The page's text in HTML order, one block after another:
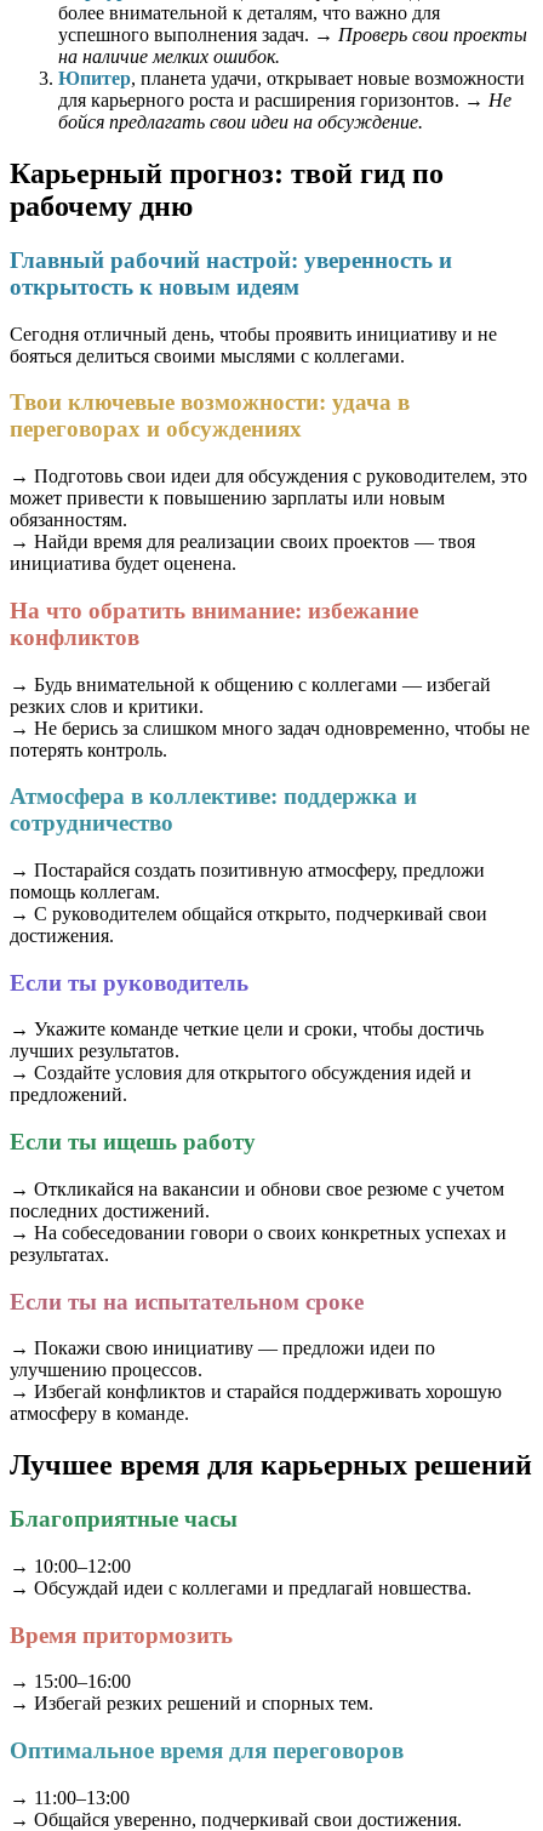
более внимательной к деталям, что важно для
успешного выполнения задач. → Проверь свои проекты
на наличие мелких ошибок.
Юпитер, планета удачи, открывает новые возможности
для карьерного роста и расширения горизонтов. → Не
бойся предлагать свои идеи на обсуждение.
Карьерный прогноз: твой гид по
рабочему дню
Главный рабочий настрой: уверенность и
открытость к новым идеям
Сегодня отличный день, чтобы проявить инициативу и не
бояться делиться своими мыслями с коллегами.
Твои ключевые возможности: удача в
переговорах и обсуждениях
→ Подготовь свои идеи для обсуждения с руководителем, это
может привести к повышению зарплаты или новым
обязанностям.
→ Найди время для реализации своих проектов — твоя
инициатива будет оценена.
На что обратить внимание: избежание
конфликтов
→ Будь внимательной к общению с коллегами — избегай
резких слов и критики.
→ Не берись за слишком много задач одновременно, чтобы не
потерять контроль.
Атмосфера в коллективе: поддержка и
сотрудничество
→ Постарайся создать позитивную атмосферу, предложи
помощь коллегам.
→ С руководителем общайся открыто, подчеркивай свои
достижения.
Если ты руководитель
→ Укажите команде четкие цели и сроки, чтобы достичь
лучших результатов.
→ Создайте условия для открытого обсуждения идей и
предложений.
Если ты ищешь работу
→ Откликайся на вакансии и обнови свое резюме с учетом
последних достижений.
→ На собеседовании говори о своих конкретных успехах и
результатах.
Если ты на испытательном сроке
→ Покажи свою инициативу — предложи идеи по
улучшению процессов.
→ Избегай конфликтов и старайся поддерживать хорошую
атмосферу в команде.
Лучшее время для карьерных решений
Благоприятные часы
→ 10:00–12:00
→ Обсуждай идеи с коллегами и предлагай новшества.
Время притормозить
→ 15:00–16:00
→ Избегай резких решений и спорных тем.
Оптимальное время для переговоров
→ 11:00–13:00
→ Общайся уверенно, подчеркивай свои достижения.